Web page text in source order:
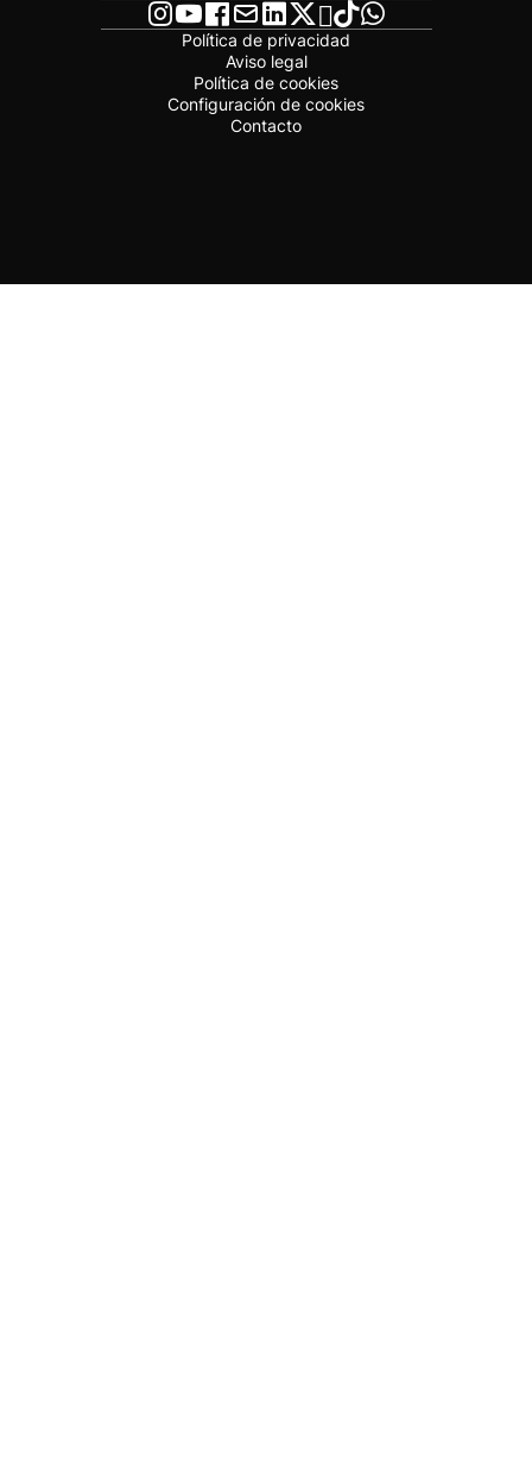
Política de privacidad
Aviso legal
Política de cookies
Configuración de cookies
Contacto